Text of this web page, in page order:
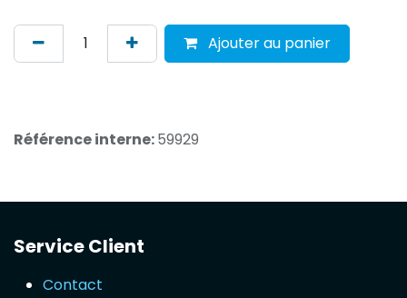
Ajouter au panier
Référence interne:59929
Service Client
Contact